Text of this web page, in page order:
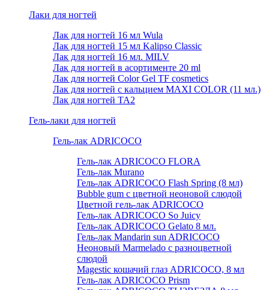
Лаки для ногтей
Лак для ногтей 16 мл Wula
Лак для ногтей 15 мл Kalipso Classic
Лак для ногтей 16 мл. MILV
Лак для ногтей в асортименте 20 ml
Лак для ногтей Color Gel TF cosmetics
Лак для ногтей с кальцием MAXI COLOR (11 мл.)
Лак для ногтей TA2
Гель-лаки для ногтей
Гель-лак ADRICOCO
Гель-лак ADRICOCO FLORA
Гель-лак Murano
Гель-лак ADRICOCO Flash Spring (8 мл)
Bubble gum с цветной неоновой слюдой
Цветной гель-лак ADRICOCO
Гель-лак ADRICOCO So Juicy
Гель-лак ADRICOCO Gelato 8 мл.
Гель-лак Mandarin sun ADRICOCO
Неоновый Marmelado с разноцветной
слюдой
Magestic кошачий глаз ADRICOCO, 8 мл
Гель-лак ADRICOCO Prism